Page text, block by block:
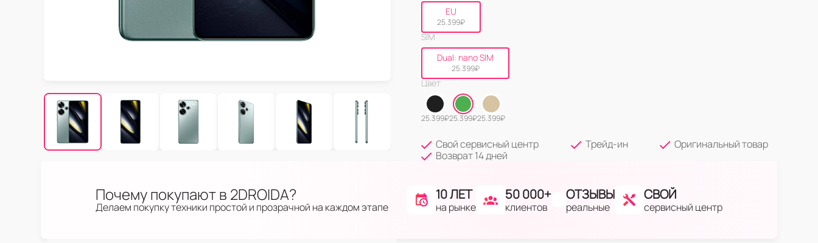
EU
25.399₽
SIM
Dual: nano SIM
25.399₽
Цвет
25.399₽25.399₽25.399₽
Свой сервисный центр Трейд-ин
Оригинальный товар
Возврат 14 дней
Почему покупают в 2DROIDA?
Делаем покупку техники простой и прозрачной на каждом этапе
10 ЛЕТ
на рынке
50 000+
клиентов
ОТЗЫВЫ
реальные
СВОЙ
сервисный центр